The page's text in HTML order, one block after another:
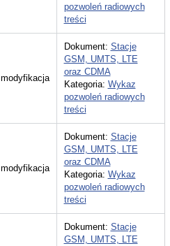
pozwoleń radiowych
treści
modyfikacja
Dokument: Stacje
GSM, UMTS, LTE
oraz CDMA
Kategoria: Wykaz
pozwoleń radiowych
treści
modyfikacja
Dokument: Stacje
GSM, UMTS, LTE
oraz CDMA
Kategoria: Wykaz
pozwoleń radiowych
treści
Dokument: Stacje
GSM, UMTS, LTE